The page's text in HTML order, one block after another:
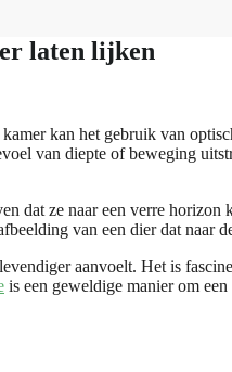
laten lijken
kan het gebruik van
van diepte of beweging
dat ze naar een verre
van een dier dat
aanvoelt. Het is
is een geweldige manier om